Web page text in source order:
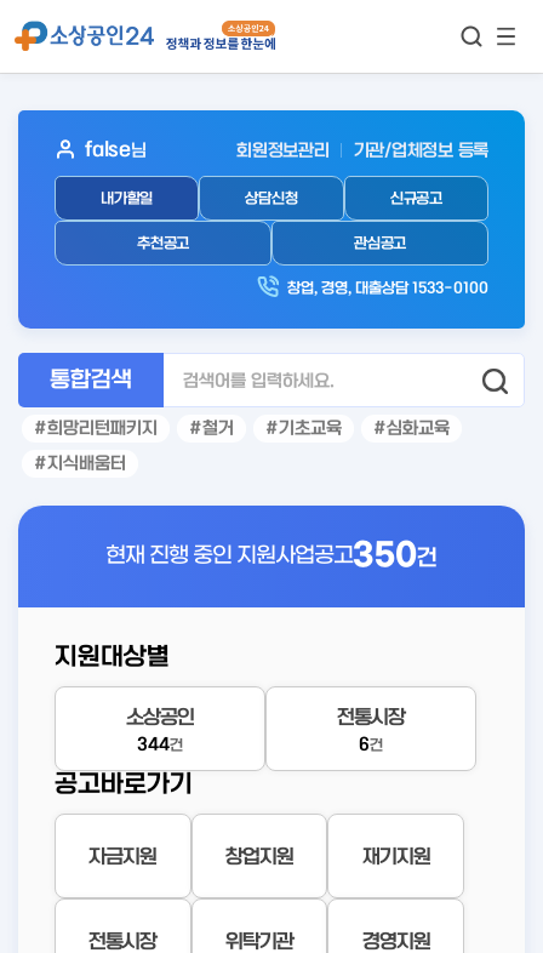
보기
아
웃
로
인
false님 회원정보관리 기관/업체정보 등록
내가할일 상담신청 신규공고
추천공고 관심공고
창업, 경영, 대출상담 1533-0100
통합검색
희망리턴패키지 철거 기초교육
심화교육
지식배움터
현재 진행 중인 지원사업공고350건
지원대상별
소상공인
344건
전통시장
6건
공고바로가기
자금지원 창업지원 재기지원
전통시장 위탁기관 경영지원